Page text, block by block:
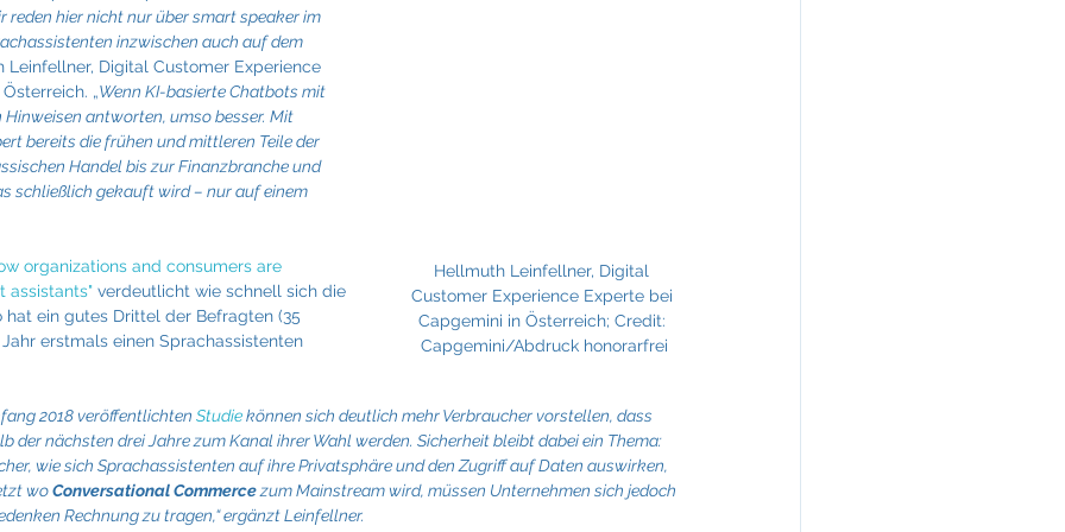
Hellmuth Leinfellner, Digital
Customer Experience Experte bei
Capgemini in Österreich; Credit:
Capgemini/Abdruck honorarfrei
reden hier nicht nur über smart speaker im
inzwischen auch auf dem
Leinfellner, Digital Customer Experience
„Wenn KI-basierte Chatbots mit
antworten, umso besser. Mit
bereits die frühen und mittleren Teile der
Handel bis zur Finanzbranche und
schließlich gekauft wird – nur auf einem
organizations and consumers are
assistants" verdeutlicht wie schnell sich die
hat ein gutes Drittel der Befragten (35
erstmals einen Sprachassistenten
2018 veröffentlichten Studie können sich deutlich mehr Verbraucher vorstellen, dass
der nächsten drei Jahre zum Kanal ihrer Wahl werden. Sicherheit bleibt dabei ein Thema:
wie sich Sprachassistenten auf ihre Privatsphäre und den Zugriff auf Daten auswirken,
wo Conversational Commerce zum Mainstream wird, müssen Unternehmen sich jedoch
Rechnung zu tragen,“ ergänzt Leinfellner.